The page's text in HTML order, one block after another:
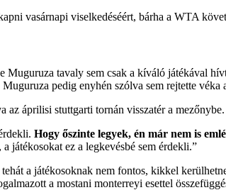
vasárnapi viselkedéséért, bárha a WTA
Muguruza tavaly sem csak a kíváló játékával
pedig enyhén szólva sem rejtette véka
az áprilisi stuttgarti tornán visszatér a
Hogy őszinte legyek, én már nem is
játékosokat ez a legkevésbé sem érdekli.”
a játékosoknak nem fontos, kikkel
a mostani monterreyi esettel